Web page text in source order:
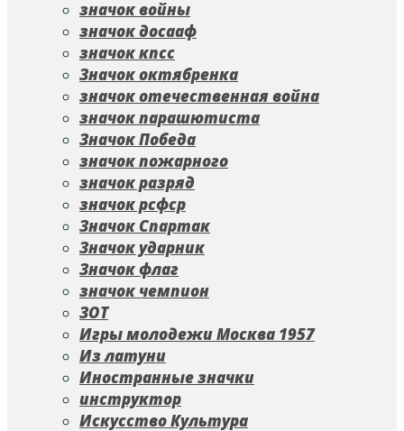
значок войны
значок досааф
значок кпсс
Значок октябренка
значок отечественная война
значок парашютиста
Значок Победа
значок пожарного
значок разряд
значок рсфср
Значок Спартак
Значок ударник
Значок флаг
значок чемпион
ЗОТ
Игры молодежи Москва 1957
Из латуни
Иностранные значки
инструктор
Искусство Культура